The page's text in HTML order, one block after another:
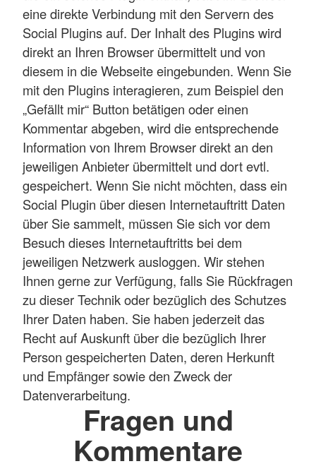
eine direkte Verbindung mit den Servern des
Social Plugins auf. Der Inhalt des Plugins wird
direkt an Ihren Browser übermittelt und von
diesem in die Webseite eingebunden. Wenn Sie
mit den Plugins interagieren, zum Beispiel den
„Gefällt mir“ Button betätigen oder einen
Kommentar abgeben, wird die entsprechende
Information von Ihrem Browser direkt an den
jeweiligen Anbieter übermittelt und dort evtl.
gespeichert. Wenn Sie nicht möchten, dass ein
Social Plugin über diesen Internetauftritt Daten
über Sie sammelt, müssen Sie sich vor dem
Besuch dieses Internetauftritts bei dem
jeweiligen Netzwerk ausloggen. Wir stehen
Ihnen gerne zur Verfügung, falls Sie Rückfragen
zu dieser Technik oder bezüglich des Schutzes
Ihrer Daten haben. Sie haben jederzeit das
Recht auf Auskunft über die bezüglich Ihrer
Person gespeicherten Daten, deren Herkunft
und Empfänger sowie den Zweck der
Datenverarbeitung.
Fragen und
Kommentare